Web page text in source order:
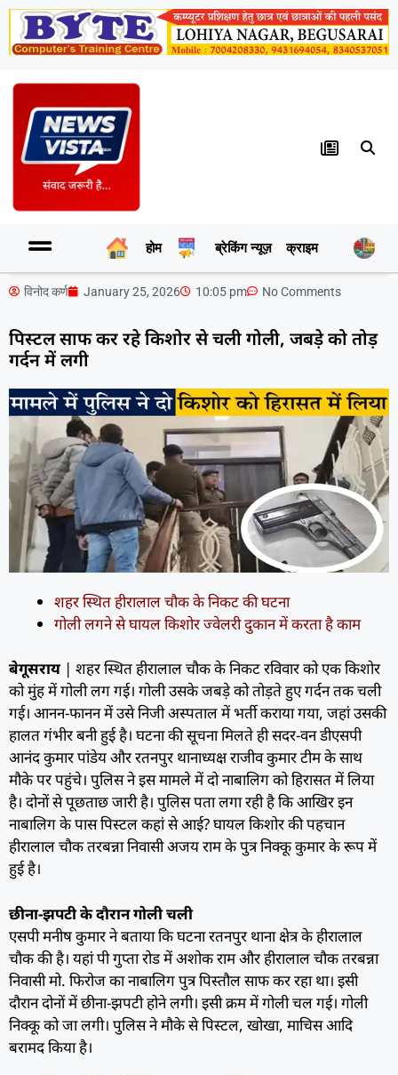
होम ब्रेकिंग न्यूज़ क्राइम
विनोद कर्ण January 25, 2026 10:05 pm No Comments
पिस्टल साफ कर रहे किशोर से चली गोली, जबड़े को तोड़
गर्दन में लगी
शहर स्थित हीरालाल चौक के निकट की घटना
गोली लगने से घायल किशोर ज्वेलरी दुकान में करता है काम
बेगूसराय | शहर स्थित हीरालाल चौक के निकट रविवार को एक किशोर
को मुंह में गोली लग गई। गोली उसके जबड़े को तोड़ते हुए गर्दन तक चली
गई। आनन-फानन में उसे निजी अस्पताल में भर्ती कराया गया, जहां उसकी
हालत गंभीर बनी हुई है। घटना की सूचना मिलते ही सदर-वन डीएसपी
आनंद कुमार पांडेय और रतनपुर थानाध्यक्ष राजीव कुमार टीम के साथ
मौके पर पहुंचे। पुलिस ने इस मामले में दो नाबालिग को हिरासत में लिया
है। दोनों से पूछताछ जारी है। पुलिस पता लगा रही है कि आखिर इन
नाबालिग के पास पिस्टल कहां से आई? घायल किशोर की पहचान
हीरालाल चौक तरबन्ना निवासी अजय राम के पुत्र निक्कू कुमार के रूप में
हुई है।
छीना-झपटी के दौरान गोली चली
एसपी मनीष कुमार ने बताया कि घटना रतनपुर थाना क्षेत्र के हीरालाल
चौक की है। यहां पी गुप्ता रोड में अशोक राम और हीरालाल चौक तरबन्ना
निवासी मो. फिरोज का नाबालिग पुत्र पिस्तौल साफ कर रहा था। इसी
दौरान दोनों में छीना-झपटी होने लगी। इसी क्रम में गोली चल गई। गोली
निक्कू को जा लगी। पुलिस ने मौके से पिस्टल, खोखा, माचिस आदि
बरामद किया है।